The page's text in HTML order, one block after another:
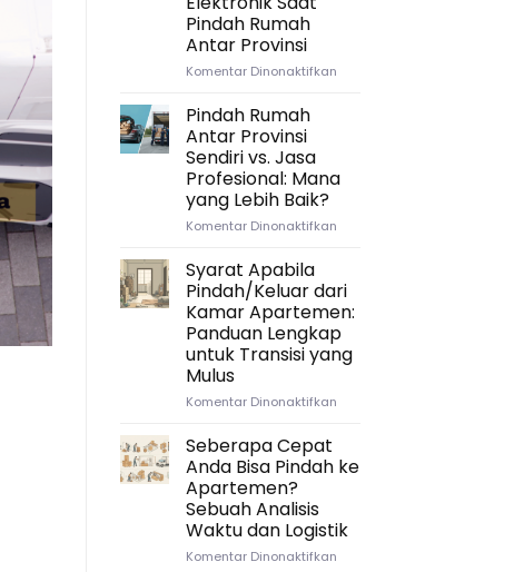
Persiapan
Pindah Rumah
Antar Provinsi
Komentar Dinonaktifkanpada
Saat
Rumah
Pindah Rumah
Antar Provinsi
Sendiri vs. Jasa
Profesional: Mana
yang Lebih Baik?
Komentar Dinonaktifkanpada
Antar
Provinsi
Sendiri
vs.
Jasa
Syarat Apabila
Pindah/Keluar dari
Kamar Apartemen:
Panduan Lengkap
untuk Transisi yang
Mulus
Komentar Dinonaktifkanpada
Pindah/Keluar
dari
Panduan
Lengkap
Seberapa Cepat
Anda Bisa Pindah ke
Apartemen?
Sebuah Analisis
Waktu dan Logistik
Komentar Dinonaktifkanpada